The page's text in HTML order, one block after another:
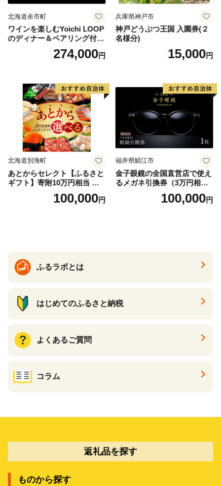
北海道余市町
ワインを楽しむYoichi LOOP
のディナー＆ペアリング付宿
泊プラン＜デラックスツイン
274,000円
兵庫県神戸市
神戸どうぶつ王国 入園券(２
名様分)
15,000円
北海道別海町
あとからセレクト【ふるさと
ギフト】寄附10万円相当 あ
とから選べる！ ギフト いく
ら ほたて 海鮮 牛肉 別海町
ギフト ふるさと納税 ）
100,000円
福井県鯖江市
金子眼鏡の全国直営店で使え
るメガネ引換券（3万円相
100,000円
ふるラボとは
はじめてのふるさと納税
よくあるご質問
コラム
返礼品を探す
ものから探す